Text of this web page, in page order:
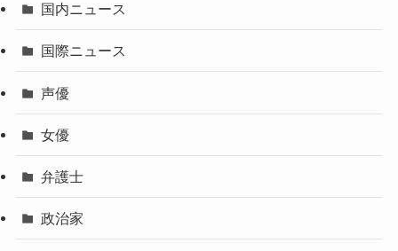
国内ニュース
国際ニュース
声優
女優
弁護士
政治家